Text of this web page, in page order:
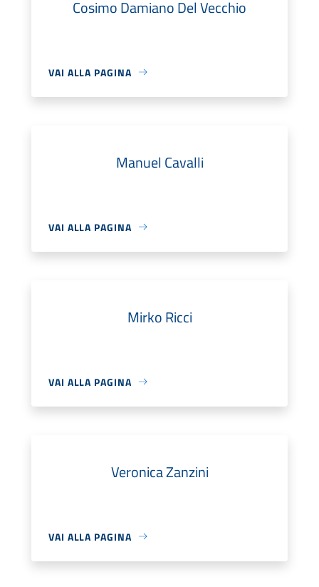
Cosimo Damiano Del Vecchio
VAI ALLA PAGINA
Manuel Cavalli
VAI ALLA PAGINA
Mirko Ricci
VAI ALLA PAGINA
Veronica Zanzini
VAI ALLA PAGINA